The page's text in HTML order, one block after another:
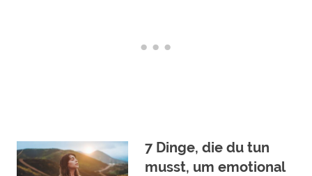
7 Dinge, die du tun
musst, um emotional